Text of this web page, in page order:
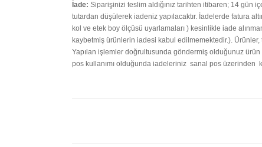
İade: Siparişinizi teslim aldığınız tarihten itibaren; 14 gün
tutardan düşülerek iadeniz yapılacaktır. İadelerde fatura
kol ve etek boy ölçüsü uyarlamaları ) kesinlikle iade
kaybetmiş ürünlerin iadesi kabul edilmemektedir.).
Yapılan işlemler doğrultusunda göndermiş olduğunuz ürün
pos kullanımı olduğunda iadeleriniz sanal pos üzerinden